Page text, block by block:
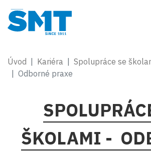
Úvod Kariéra
Spolupráce se
Odborné praxe
ŠKOLAMI -